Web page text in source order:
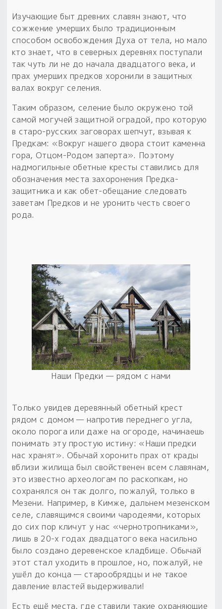
Изучающие быт древних славян знают, что
сожжение умерших было традиционным
способом освобождения Духа от тела, но мало
кто знает, что в северных деревнях поступали
так чуть ли не до начала двадцатого века, и
прах умерших предков хоронили в защитных
валах вокруг селения.
Таким образом, селение было окружено той
самой могучей защитной оградой, про которую
в старо-русских заговорах шепчут, взывая к
Предкам: «Вокруг нашего двора стоит каменна
гора, Отцом-Родом заперта». Поэтому
надмогильные обетные кресты ставились для
обозначения места захоронения Предка-
защитника и как обет-обещание следовать
заветам Предков и не уронить честь своего
рода.
Наши Предки — рядом с нами
Только увидев деревянный обетный крест
рядом с домом — напротив переднего угла,
около порога или даже на огороде, начинаешь
понимать эту простую истину: «Наши предки
нас хранят». Обычай хоронить прах от крады
вблизи жилища был свойственен всем славянам,
это известно археологам по раскопкам, но
сохранялся он так долго, пожалуй, только в
Мезени. Например, в Кимже, дальнем мезенском
селе, славящимся своими чародеями, которых
до сих пор кличут у нас «чернотропниками»,
лишь в 20-х годах двадцатого века насильно
было создано деревенское кладбище. Обычай
этот стал уходить в прошлое, но, пожалуй, не
ушёл до конца — старообрядцы и не такое
давление властей выдерживали!
Есть ещё места, где ставили такие охраняющие